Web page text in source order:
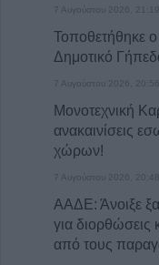
7 Αυγούστου 2026, 21:19
Τοποθετήθηκε
Δημοτικό
7 Αυγούστου 2026, 20:56
Μονοτεχνική
ανακαινίσεις
χώρων!
7 Αυγούστου 2026, 20:48
ΑΑΔΕ: Άνοιξε
για διορθώσεις
από τους